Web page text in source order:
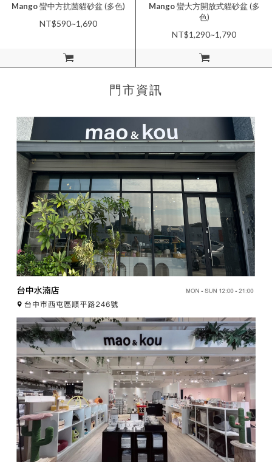
加入購物車
Mango蠻中方抗菌貓砂盆 (多色)
NT$590~1,690
加入購物車
Mango蠻大方開放式貓砂盆 (多
色)
NT$1,290~1,790
門市資訊